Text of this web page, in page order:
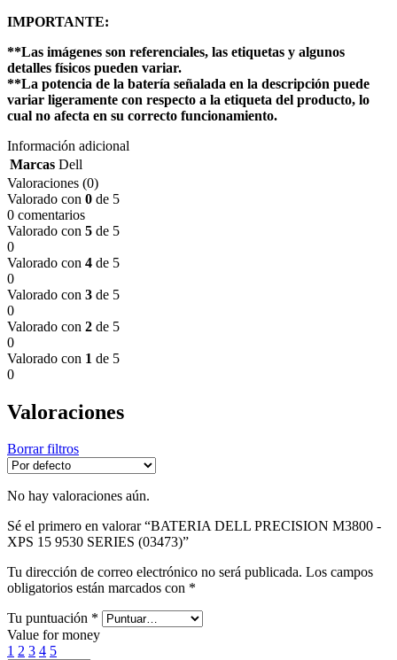
IMPORTANTE:
**Las imágenes son referenciales, las etiquetas y algunos
detalles físicos pueden variar.
**La potencia de la batería señalada en la descripción puede
variar ligeramente con respecto a la etiqueta del producto, lo
cual no afecta en su correcto funcionamiento.
Información adicional
Marcas Dell
Valoraciones (0)
Valorado con 0 de 5
0 comentarios
Valorado con 5 de 5
0
Valorado con 4 de 5
0
Valorado con 3 de 5
0
Valorado con 2 de 5
0
Valorado con 1 de 5
0
Valoraciones
Borrar filtros
No hay valoraciones aún.
Sé el primero en valorar “BATERIA DELL PRECISION M3800 -
XPS 15 9530 SERIES (03473)”
Tu dirección de correo electrónico no será publicada. Los campos
obligatorios están marcados con *
Tu puntuación *
Value for money
1 2 3 4 5